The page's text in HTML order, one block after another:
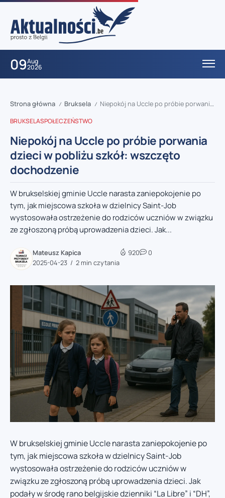
09Aug
2026
Strona główna / Bruksela / Niepokój na Uccle po próbie porwania dzieci w pobliżu szkół: wszczęto dochodzenie
BRUKSELASPOŁECZEŃSTWO
Niepokój na Uccle po próbie porwania
dzieci w pobliżu szkół: wszczęto
dochodzenie
W brukselskiej gminie Uccle narasta zaniepokojenie po
tym, jak miejscowa szkoła w dzielnicy Saint-Job
wystosowała ostrzeżenie do rodziców uczniów w związku
ze zgłoszoną próbą uprowadzenia dzieci. Jak...
Mateusz Kapica
2025-04-23
2 min czytania
920 0
W brukselskiej gminie Uccle narasta zaniepokojenie po
tym, jak miejscowa szkoła w dzielnicy Saint-Job
wystosowała ostrzeżenie do rodziców uczniów w
związku ze zgłoszoną próbą uprowadzenia dzieci. Jak
podały w środę rano belgijskie dzienniki “La Libre” i “DH”,